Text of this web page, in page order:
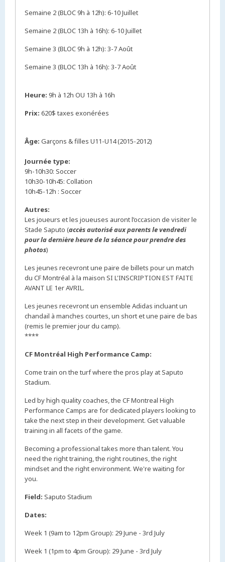
Semaine 2 (BLOC 9h à 12h): 6-10 Juillet
Semaine 2 (BLOC 13h à 16h): 6-10 Juillet
Semaine 3 (BLOC 9h à 12h): 3-7 Août
Semaine 3 (BLOC 13h à 16h): 3-7 Août
Heure: 9h à 12h OU 13h à 16h
Prix: 620$ taxes exonérées
Âge: Garçons & filles U11-U14 (2015-2012)
Journée type:
9h-10h30: Soccer
10h30-10h45: Collation
10h45-12h : Soccer
Autres:
Les joueurs et les joueuses auront l’occasion de visiter le
Stade Saputo (accès autorisé aux parents le vendredi
pour la dernière heure de la séance pour prendre des
photos)
Les jeunes recevront une paire de billets pour un match
du CF Montréal à la maison SI L'INSCRIPTION EST FAITE
AVANT LE 1er AVRIL.
Les jeunes recevront un ensemble Adidas incluant un
chandail à manches courtes, un short et une paire de bas
(remis le premier jour du camp).
****
CF Montréal High Performance Camp:
Come train on the turf where the pros play at Saputo
Stadium.
Led by high quality coaches, the CF Montreal High
Performance Camps are for dedicated players looking to
take the next step in their development. Get valuable
training in all facets of the game.
Becoming a professional takes more than talent. You
need the right training, the right routines, the right
mindset and the right environment. We're waiting for
you.
Field: Saputo Stadium
Dates:
Week 1 (9am to 12pm Group): 29 June - 3rd July
Week 1 (1pm to 4pm Group): 29 June - 3rd July